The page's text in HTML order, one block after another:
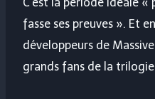
fasse ses preuves ». Et
développeurs de
grands fans de la